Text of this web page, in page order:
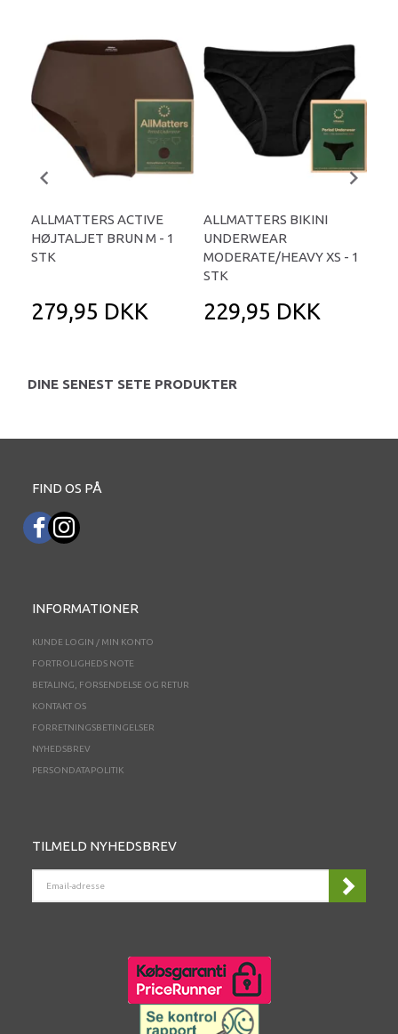
ALLMATTERS ACTIVE
HØJTALJET BRUN M - 1
STK
279,95 DKK
ALLMATTERS BIKINI
UNDERWEAR
MODERATE/HEAVY XS - 1
STK
229,95 DKK
DINE SENEST SETE PRODUKTER
FIND OS PÅ
INFORMATIONER
KUNDE LOGIN / MIN KONTO
FORTROLIGHEDS NOTE
BETALING, FORSENDELSE OG RETUR
KONTAKT OS
FORRETNINGSBETINGELSER
NYHEDSBREV
PERSONDATAPOLITIK
TILMELD NYHEDSBREV
ADRESSE